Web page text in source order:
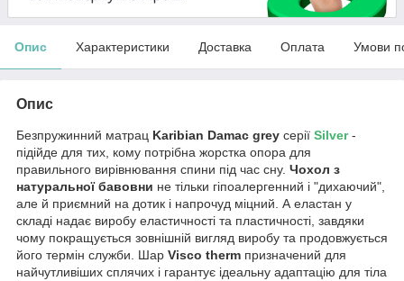
Опис Характеристики Доставка Оплата Умови
Опис
Безпружинний матрац Karibian Damac grey серії Silver-
підійде для тих, кому потрібна жорстка опора для
правильного вирівнювання спини під час сну. Чохол з
натуральної бавовни не тільки гіпоалергенний і "дихаючий",
але й приємний на дотик і напрочуд міцний. А еластан у
складі надає виробу еластичності та пластичності, завдяки
чому покращується зовнішній вигляд виробу та продовжується
його термін служби. Шар Visco therm призначений для
найчутливіших сплячих і гарантує ідеальну адаптацію для тіла